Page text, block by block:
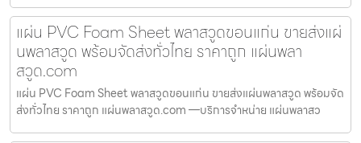
แผ่น PVC Foam Sheet พลาสวูดขอนแก่น ขายส่งแผ่
นพลาสวูด พร้อมจัดส่งทั่วไทย ราคาถูก แผ่นพลา
สวูด.com
แผ่น PVC Foam Sheet พลาสวูดขอนแก่น ขายส่งแผ่นพลาสวูด พร้อมจัด
ส่งทั่วไทย ราคาถูก แผ่นพลาสวูด.com —บริการจำหน่าย แผ่นพลาสว